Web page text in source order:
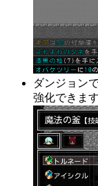
ダンジョン
強化できます